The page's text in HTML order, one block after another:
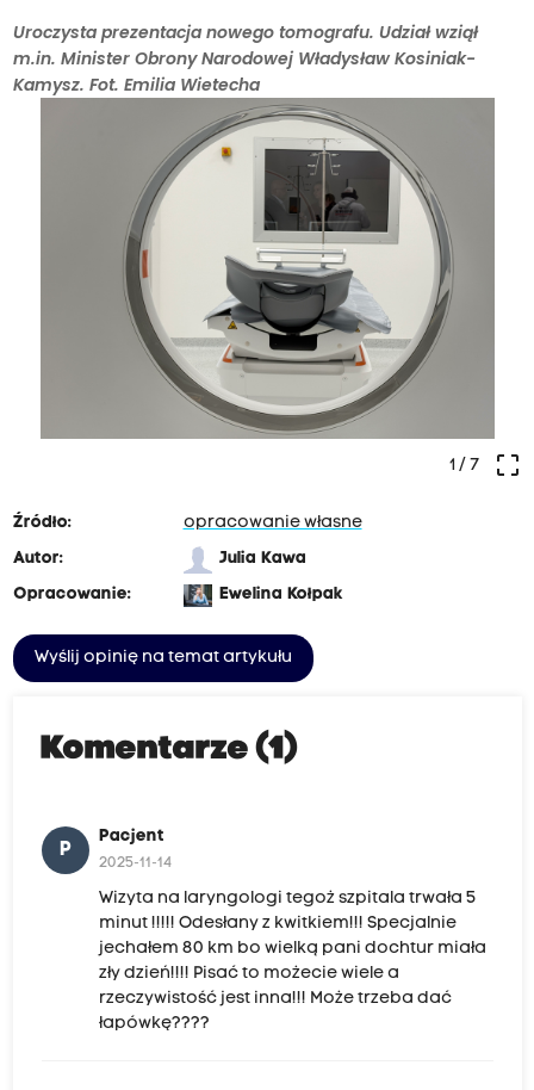
Uroczysta prezentacja nowego tomografu. Udział wziął
m.in. Minister Obrony Narodowej Władysław Kosiniak-
Kamysz. Fot. Emilia Wietecha
crop_free
1 / 7
Źródło:
opracowanie własne
Autor:
Julia Kawa
Opracowanie:
Ewelina Kołpak
Wyślij opinię na temat artykułu
Komentarze (1)
P
Pacjent
2025-11-14
Wizyta na laryngologi tegoż szpitala trwała 5
minut !!!!! Odesłany z kwitkiem!!! Specjalnie
jechałem 80 km bo wielką pani dochtur miała
zły dzień!!!! Pisać to możecie wiele a
rzeczywistość jest inna!!! Może trzeba dać
łapówkę????